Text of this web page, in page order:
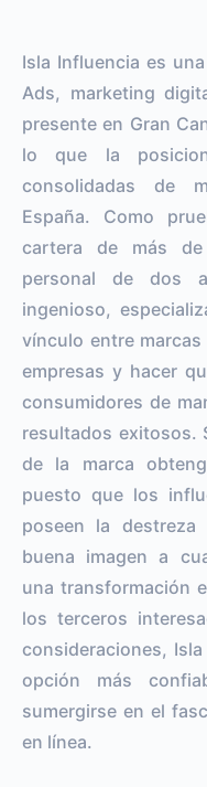
Isla Influencia es
Ads, marketing
presente en Gran
lo que la
consolidadas de
España. Como
cartera de más
personal de dos
ingenioso,
vínculo entre
empresas y hacer
consumidores de
resultados exitosos.
de la marca
puesto que los
poseen la
buena imagen a
una transformación
los terceros
consideraciones,
opción más
sumergirse en el
en línea.